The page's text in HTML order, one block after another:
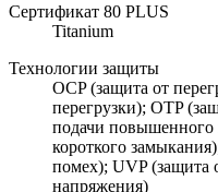
Сертификат 80 PLUS
Titanium
Технологии защиты
OCP (защита от
перегрузки); OTP
подачи повышенного
короткого
помех); UVP (защита
напряжения)